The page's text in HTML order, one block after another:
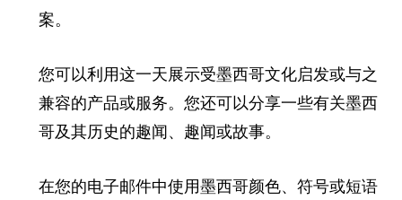
案。
您可以利用这一天展示受墨西哥文化启发或与之
兼容的产品或服务。您还可以分享一些有关墨西
哥及其历史的趣闻、趣闻或故事。
在您的电子邮件中使用墨西哥颜色、符号或短语